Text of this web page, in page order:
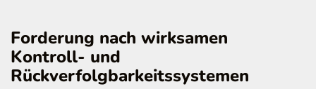
Forderung nach wirksamen
Kontroll- und
Rückverfolgbarkeitssystemen